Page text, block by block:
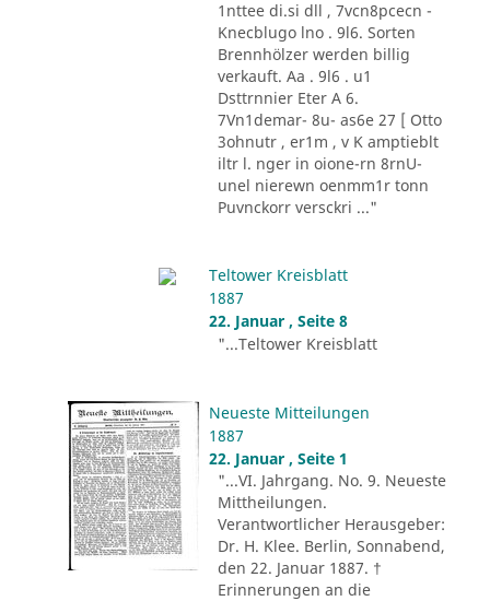
1nttee di.si dll , 7vcn8pcecn -
Knecblugo lno . 9l6. Sorten
Brennhölzer werden billig
verkauft. Aa . 9l6 . u1
Dsttrnnier Eter A 6.
7Vn1demar- 8u- as6e 27 [ Otto
3ohnutr , er1m , v K amptieblt
iltr l. nger in oione-rn 8rnU-
unel nierewn oenmm1r tonn
Puvnckorr versckri ..."
Teltower Kreisblatt
1887
22. Januar , Seite 8
"...Teltower Kreisblatt
Neueste Mitteilungen
1887
22. Januar , Seite 1
"...VI. Jahrgang. No. 9. Neueste
Mittheilungen.
Verantwortlicher Herausgeber:
Dr. H. Klee. Berlin, Sonnabend,
den 22. Januar 1887. †
Erinnerungen an die